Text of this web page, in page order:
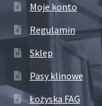
Moje konto
Regulamin
Sklep
Pasy klinowe
Łożyska FAG